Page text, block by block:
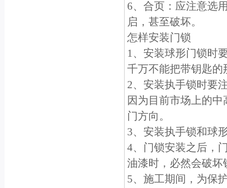
6、合页：应注意选
启，甚至破坏。
怎样安装门锁
1、安装球形门锁时
千万不能把带钥匙
2、安装执手锁时要
因为目前市场上的
门方向。
3、安装执手锁和球
4、门锁安装之后，
油漆时，必然会破坏
5、施工期间，为保